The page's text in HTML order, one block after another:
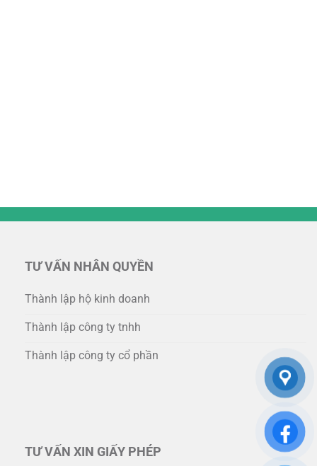
TƯ VẤN NHÂN QUYỀN
Thành lập hộ kinh doanh
Thành lập công ty tnhh
Thành lập công ty cổ phần
TƯ VẤN XIN GIẤY PHÉP